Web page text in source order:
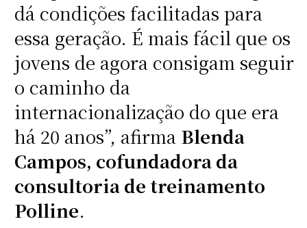
dá condições facilitadas para
essa geração. É mais fácil que os
jovens de agora consigam seguir
o caminho da
internacionalização do que era
há 20 anos”, afirma Blenda
Campos, cofundadora da
consultoria de treinamento
Polline.